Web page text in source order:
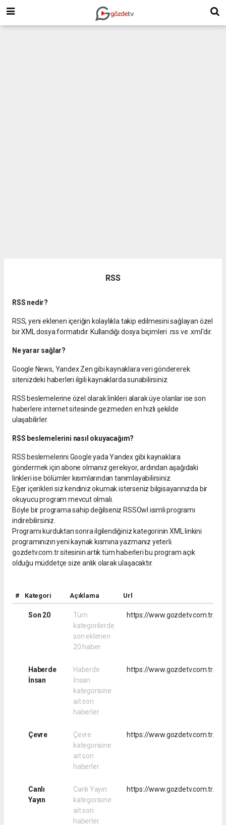
RSS
RSS nedir?
RSS, yeni eklenen içeriğin kolaylıkla takip edilmesini sağlayan özel
bir XML dosya formatıdır. Kullandığı dosya biçimleri .rss ve .xml'dir.
Ne yarar sağlar?
Google News, Yandex Zen gibi kaynaklara veri göndererek
sitenizdeki haberleri ilgili kaynaklarda sunabilirsiniz.
RSS beslemelerine özel olarak linkleri alarak üye olanlar ise son
haberlere internet sitesinde gezmeden en hızlı şekilde
ulaşabilirler.
RSS beslemelerini nasıl okuyacağım?
RSS beslemelerini Google yada Yandex gibi kaynaklara
göndermek için abone olmanız gerekiyor, ardından aşağıdaki
linkleri ise bölümler kısımlarından tanımlayabilirsiniz.
Eğer içerikleri siz kendiniz okumak isterseniz bilgisayarınızda bir
okuyucu program mevcut olmalı.
Böyle bir programa sahip değilseniz RSSOwl isimli programı
indirebilirsiniz.
Programı kurduktan sonra ilgilendiğiniz kategorinin XML linkini
programınızın yeni kaynak kısmına yazmanız yeterli.
gozdetv.com.tr sitesinin artık tüm haberleri bu program açık
olduğu müddetçe size anlık olarak ulaşacaktır.
# Kategori Açıklama Url
Son 20
Tüm
kategorilerde
son eklenen
20 haber.
https://www.gozdetv.com.tr/
Haberde
İnsan
Haberde
İnsan
kategorisine
ait son
haberler.
https://www.gozdetv.com.tr/
Çevre
Çevre
kategorisine
ait son
haberler.
https://www.gozdetv.com.tr/
Canlı
Yayın
Canlı Yayın
kategorisine
ait son
haberler.
https://www.gozdetv.com.tr/